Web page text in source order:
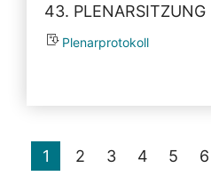
43. PLENARSITZUNG
Plenarprotokoll
1 2 3 4 5 6